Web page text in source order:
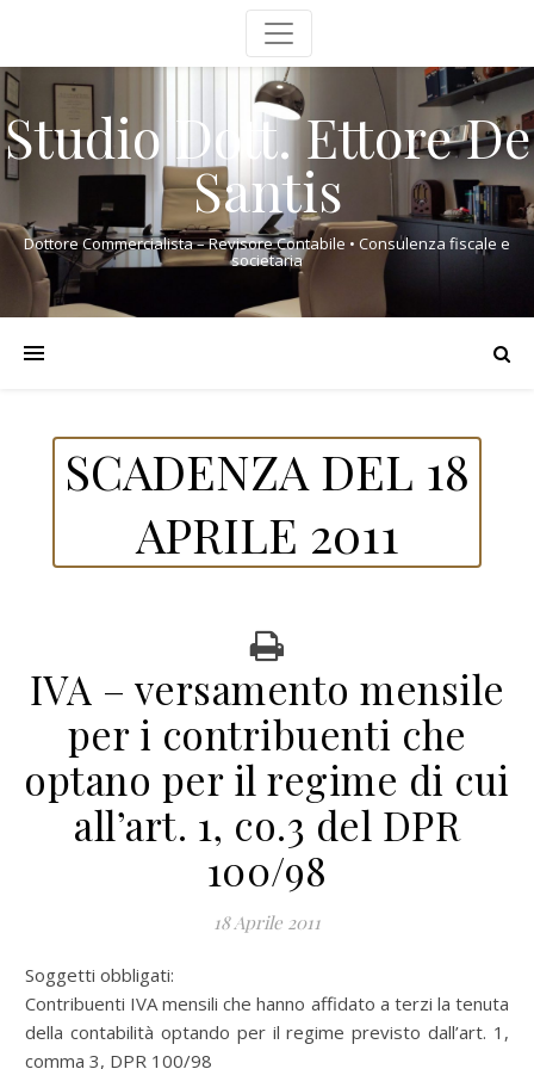
Studio Dott. Ettore De
Santis
Dottore Commercialista – Revisore Contabile • Consulenza fiscale e
societaria
SCADENZA DEL 18
APRILE 2011
IVA – versamento mensile
per i contribuenti che
optano per il regime di cui
all’art. 1, co.3 del DPR
100/98
18 Aprile 2011
Soggetti obbligati:
Contribuenti IVA mensili che hanno affidato a terzi la tenuta
della contabilità optando per il regime previsto dall’art. 1,
comma 3, DPR 100/98